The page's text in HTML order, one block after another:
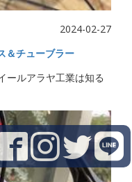
2024-02-27
＆チューブラー
ールアラヤ工業は知る